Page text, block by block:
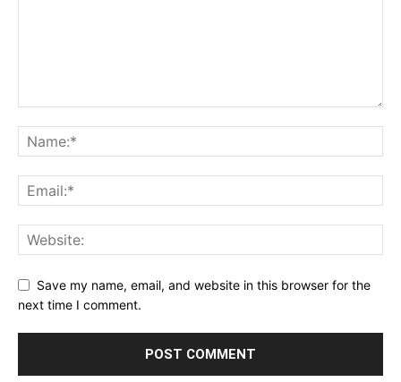
Save my name, email, and website in this browser for the
next time I comment.